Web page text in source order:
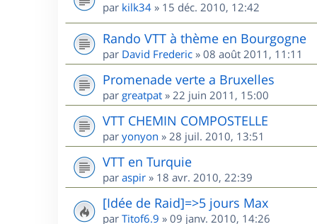
par kilk34 » 15 déc. 2010, 12:42
Rando VTT à thème en Bourgogne
par David Frederic » 08 août 2011, 11:11
Promenade verte a Bruxelles
par greatpat » 22 juin 2011, 15:00
VTT CHEMIN COMPOSTELLE
par yonyon » 28 juil. 2010, 13:51
VTT en Turquie
par aspir » 18 avr. 2010, 22:39
[Idée de Raid]=>5 jours Max
par Titof6.9 » 09 janv. 2010, 14:26